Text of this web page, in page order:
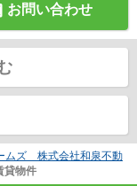
お問い合わせ
ムズ 株式会社和泉不動
貸物件